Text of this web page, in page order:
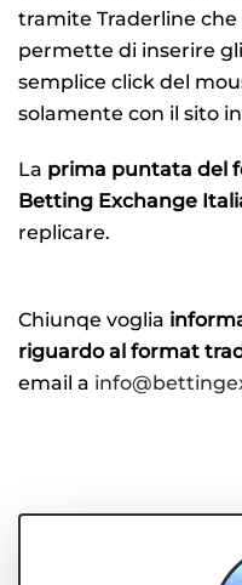
tramite Traderline
permette di inserire
semplice click del
solamente con il sito
La prima puntata del
Betting Exchange
replicare.
Chiunqe voglia
riguardo al format
email a